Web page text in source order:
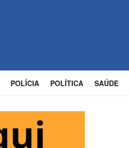
POLÍCIA POLÍTICA SAÚDE